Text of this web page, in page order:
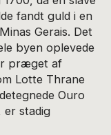
fandt guld i en
Gerais. Det
byen oplevede
præget af
Lotte Thrane
Ouro
er stadig